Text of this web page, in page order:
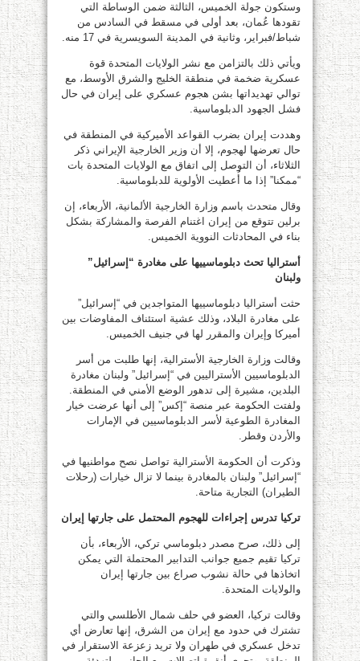
وستكون جولة الخميس، الثالثة ضمن الوساطة التي
تقودها عُمان، بعد أولى في مسقط في السادس من
شباط/فبراير، وثانية في المدينة السويسرية في 17 منه.
ويأتي ذلك بالتزامن مع نشر الولايات المتحدة قوة
عسكرية ضخمة في منطقة الخليج والشرق الأوسط، مع
توالي تهديداتها بشن هجوم عسكري على إيران في حال
فشل الجهود الدبلوماسية.
وهددت إيران بضرب القواعد الأميركية في المنطقة في
حال تعرضها لهجوم، إلا أن وزير الخارجية الإيراني ذكر
الثلاثاء، أن التوصل إلى اتفاق مع الولايات المتحدة بات
“ممكنا” إذا ما أُعطيت الأولوية للدبلوماسية.
وقال متحدث باسم وزارة الخارجية الألمانية، الأربعاء، إن
برلين تتوقع من إيران اغتنام الفرصة والمشاركة بشكل
بناء في المحادثات النووية الخميس.
أستراليا تحث دبلوماسييها على مغادرة “إسرائيل”
ولبنان
حثت أستراليا دبلوماسييها المتواجدين في “إسرائيل”
على مغادرة البلاد، وذلك عشية استئناف المفاوضات بين
أميركا وإيران والمقرر لها في جنيف الخميس.
وقالت وزارة الخارجية الأسترالية، إنها طلبت من أسر
الدبلوماسيين الأستراليين في “إسرائيل” ولبنان مغادرة
البلدين، مشيرة إلى تدهور الوضع الأمني في المنطقة.
ولفتت الحكومة عبر منصة “إكس” إلى أنها عرضت خيار
المغادرة الطوعية لأسر الدبلوماسيين في الإمارات
والأردن وقطر.
وذكرت أن الحكومة الأسترالية تواصل نصح مواطنيها في
“إسرائيل” ولبنان بالمغادرة بينما لا تزال خيارات (رحلات
الطيران) التجارية متاحة.
تركيا تدرس إجراءات للهجوم المحتمل على جارتها إيران
إلى ذلك، صرح مصدر دبلوماسي تركي، الأربعاء، بأن
تركيا تقيم جميع جوانب التدابير المحتملة التي يمكن
اتخاذها في حالة نشوب صراع بين جارتها إيران
والولايات المتحدة.
وقالت تركيا، العضو في حلف شمال الأطلسي والتي
تشترك في حدود مع إيران من الشرق، إنها تعارض أي
تدخل عسكري في طهران ولا تريد زعزعة الاستقرار في